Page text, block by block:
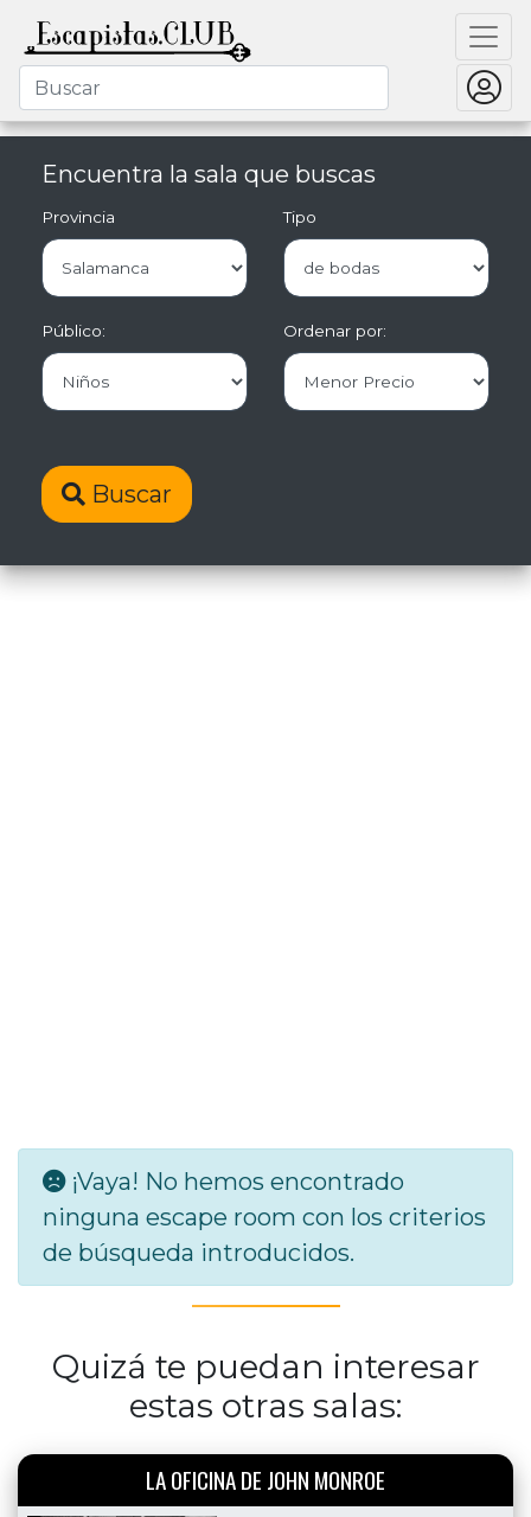
Encuentra la sala que buscas
Provincia Tipo
Público: Ordenar por:
Buscar
¡Vaya! No hemos encontrado
ninguna escape room con los criterios
de búsqueda introducidos.
Quizá te puedan interesar
estas otras salas:
LA OFICINA DE JOHN MONROE